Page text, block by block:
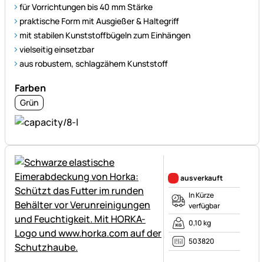
für Vorrichtungen bis 40 mm Stärke
praktische Form mit Ausgießer & Haltegriff
mit stabilen Kunststoffbügeln zum Einhängen
vielseitig einsetzbar
aus robustem, schlagzähem Kunststoff
Farben
Grün
ausverkauft
In Kürze
verfügbar
0,10 kg
503820